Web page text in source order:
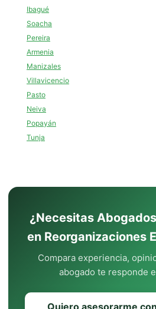
Ibagué
Soacha
Pereira
Armenia
Manizales
Villavicencio
Pasto
Neiva
Popayán
Tunja
¿Necesitas
en Reorganizaciones
Compara experiencia,
abogado te responde
Quiero asesorarme